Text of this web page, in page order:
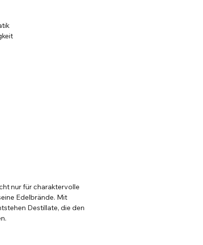
nur für charaktervolle
Edelbrände. Mit
Destillate, die den